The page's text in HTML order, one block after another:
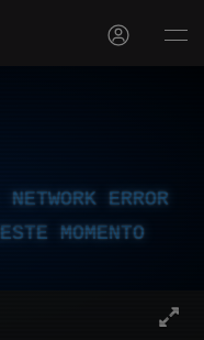
ERROR
MOMENTO